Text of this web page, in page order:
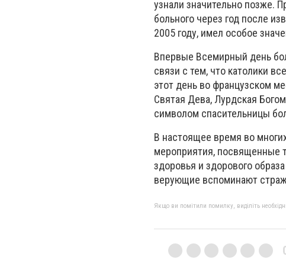
узнали значительно позже.
больного через год после
2005 году, имел особое
Впервые Всемирный день
связи с тем, что католики
этот день во французском
Святая Дева, Лурдская
символом спасительницы
В настоящее время во
мероприятия, посвященные
здоровья и здорового
верующие вспоминают
Якщо ви помітили помилку, виділіть